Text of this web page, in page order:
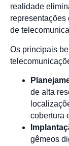
realidade
de
Os principais
de alta
cobertura
gêmeos